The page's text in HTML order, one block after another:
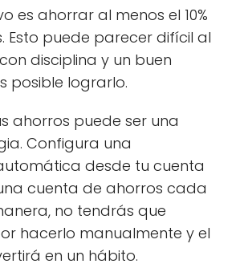
es ahorrar al menos el 10%
Esto puede parecer difícil al
disciplina y un buen
posible lograrlo.
ahorros puede ser una
Configura una
desde tu cuenta
cuenta de ahorros cada
no tendrás que
hacerlo manualmente y el
en un hábito.